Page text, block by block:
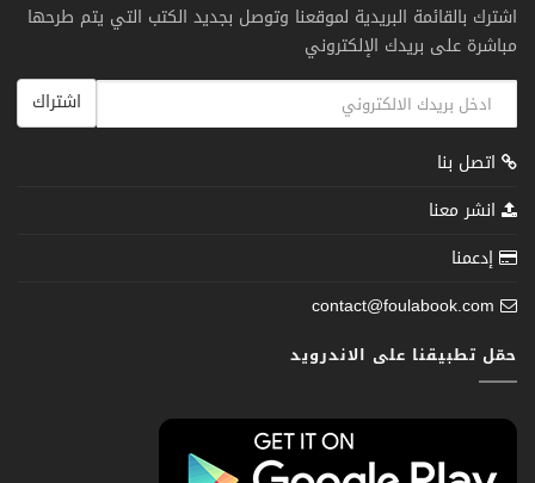
اشترك بالقائمة البريدية لموقعنا وتوصل بجديد الكتب التي يتم طرحها
مباشرة على بريدك الإلكتروني
اشتراك
اتصل بنا
انشر معنا
إدعمنا
contact@foulabook.com
حمّل تطبيقنا على الاندرويد